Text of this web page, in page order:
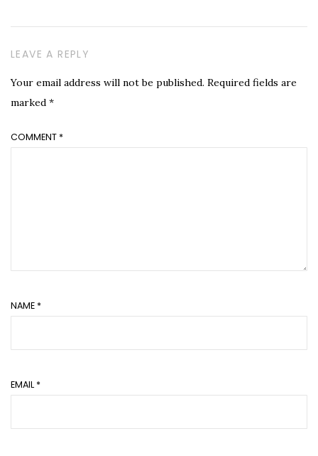
LEAVE A REPLY
Your email address will not be published. Required fields are
marked *
COMMENT *
NAME *
EMAIL *